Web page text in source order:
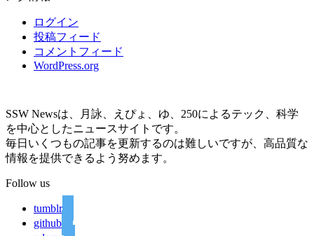
ログイン
投稿フィード
コメントフィード
WordPress.org
SSW Newsは、月詠、えぴょ、ゆ、250によるテック、科学
を中心としたニュースサイトです。
毎日いくつもの記事を更新するのは難しいですが、高品質な
情報を提供できるよう努めます。
Follow us
tumblr
github